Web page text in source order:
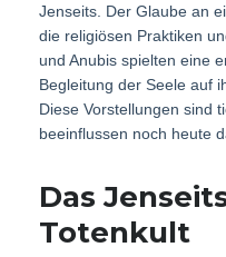
Jenseits. Der Glaube an
die religiösen Praktiken
und Anubis spielten eine
Begleitung der Seele auf
Diese Vorstellungen sind
beeinflussen noch heute
Das
Totenkult